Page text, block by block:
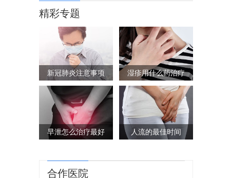
精彩专题
新冠肺炎注意事项 湿疹用什么药治疗
早泄怎么治疗最好 人流的最佳时间
合作医院